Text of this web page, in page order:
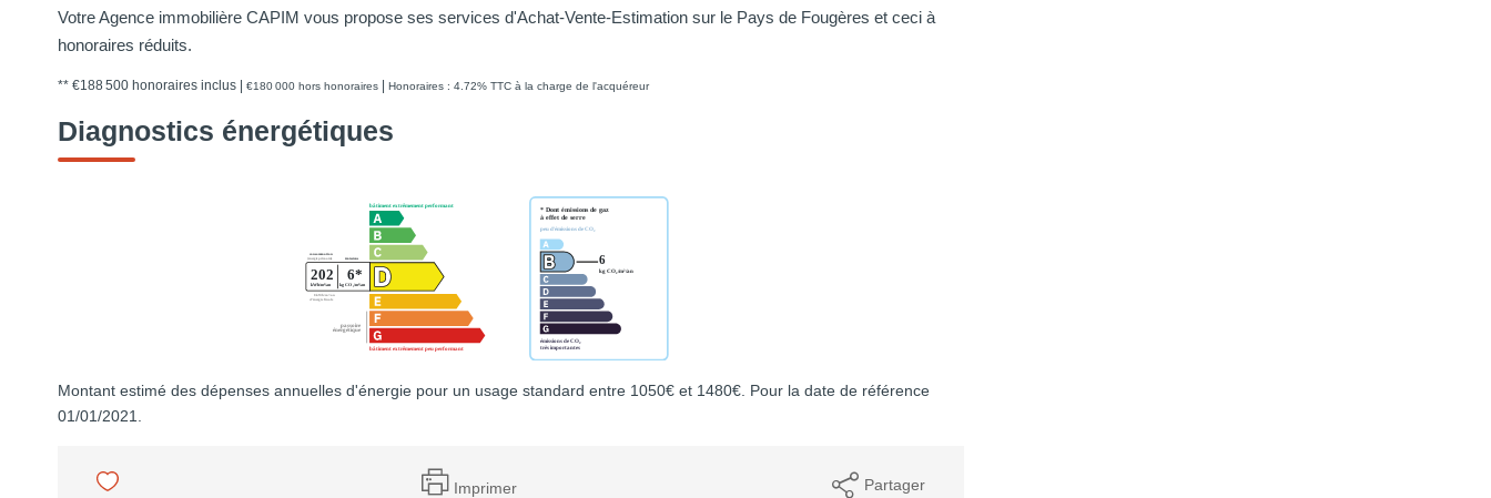
Votre Agence immobilière CAPIM vous propose ses services d'Achat-Vente-Estimation sur le Pays de Fougères et ceci à
honoraires réduits.
** €188 500 honoraires inclus €180 000 hors honoraires Honoraires : 4.72% TTC à la charge de l'acquéreur
Diagnostics énergétiques
Montant estimé des dépenses annuelles d'énergie pour un usage standard entre 1050€ et 1480€. Pour la date de référence
01/01/2021.
Imprimer Partager